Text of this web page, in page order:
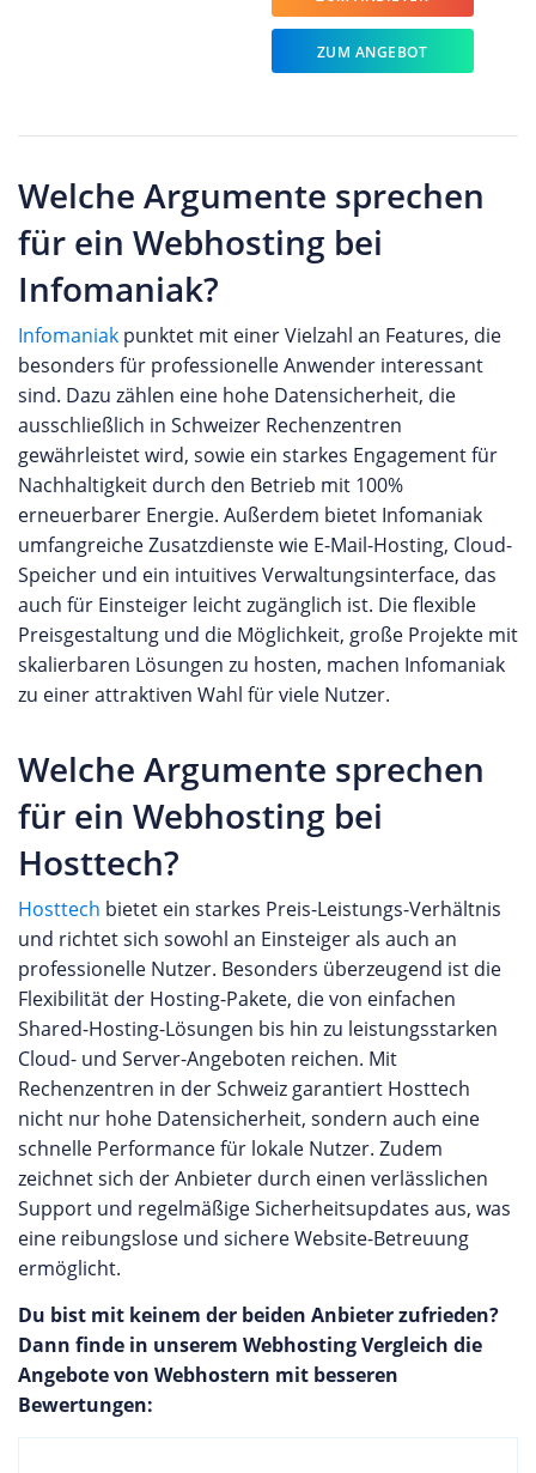
ZUM ANGEBOT
Welche Argumente sprechen
für ein Webhosting bei
Infomaniak?
Infomaniak punktet mit einer Vielzahl an Features, die
besonders für professionelle Anwender interessant
sind. Dazu zählen eine hohe Datensicherheit, die
ausschließlich in Schweizer Rechenzentren
gewährleistet wird, sowie ein starkes Engagement für
Nachhaltigkeit durch den Betrieb mit 100%
erneuerbarer Energie. Außerdem bietet Infomaniak
umfangreiche Zusatzdienste wie E-Mail-Hosting, Cloud-
Speicher und ein intuitives Verwaltungsinterface, das
auch für Einsteiger leicht zugänglich ist. Die flexible
Preisgestaltung und die Möglichkeit, große Projekte mit
skalierbaren Lösungen zu hosten, machen Infomaniak
zu einer attraktiven Wahl für viele Nutzer.
Welche Argumente sprechen
für ein Webhosting bei
Hosttech?
Hosttech bietet ein starkes Preis-Leistungs-Verhältnis
und richtet sich sowohl an Einsteiger als auch an
professionelle Nutzer. Besonders überzeugend ist die
Flexibilität der Hosting-Pakete, die von einfachen
Shared-Hosting-Lösungen bis hin zu leistungsstarken
Cloud- und Server-Angeboten reichen. Mit
Rechenzentren in der Schweiz garantiert Hosttech
nicht nur hohe Datensicherheit, sondern auch eine
schnelle Performance für lokale Nutzer. Zudem
zeichnet sich der Anbieter durch einen verlässlichen
Support und regelmäßige Sicherheitsupdates aus, was
eine reibungslose und sichere Website-Betreuung
ermöglicht.
Du bist mit keinem der beiden Anbieter zufrieden?
Dann finde in unserem Webhosting Vergleich die
Angebote von Webhostern mit besseren
Bewertungen: